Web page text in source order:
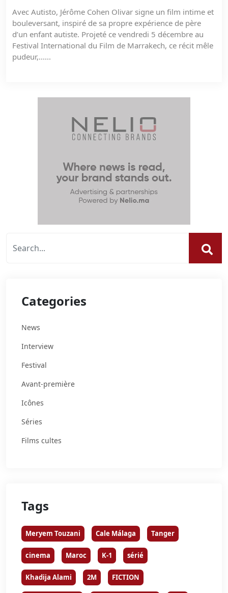
Avec Autisto, Jérôme Cohen Olivar signe un film intime et
bouleversant, inspiré de sa propre expérience de père
d’un enfant autiste. Projeté ce vendredi 5 décembre au
Festival International du Film de Marrakech, ce récit mêle
pudeur,......
Categories
News
Interview
Festival
Avant-première
Icônes
Séries
Films cultes
Tags
Meryem Touzani Cale Málaga Tanger
cinema Maroc K-1 sérié
Khadija Alami 2M FICTION